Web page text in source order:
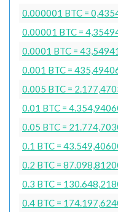
0.000001 BTC =
0.00001 BTC =
0.0001 BTC =
0.001 BTC =
0.005 BTC =
0.01 BTC =
0.05 BTC =
0.1 BTC =
0.2 BTC =
0.3 BTC =
0.4 BTC =